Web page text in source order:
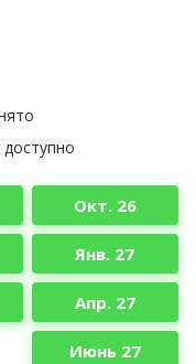
Окт. 26
Янв. 27
Апр. 27
Июнь 27